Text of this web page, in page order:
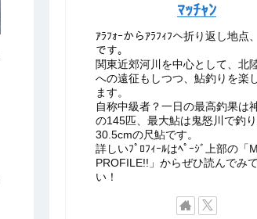
ﾏｯﾁｬﾝ
ｱﾗﾌｫｰからｱﾗﾌｨﾌへ折り返し地点
です。
関東近郊河川を中心として、北
への遠征もしつつ、鮎釣りを楽
ます。
自称中級者？一日の最高釣果は
の145匹、最大鮎は鬼怒川で釣
30.5cmの尺鮎です。
詳しいﾌﾟﾛﾌｨｰﾙはﾍﾟｰｼﾞ上部の「
PROFILE!!」からぜひ読んでみ
い！